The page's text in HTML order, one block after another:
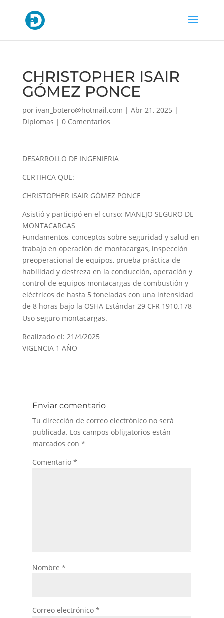
CHRISTOPHER ISAIR
GÓMEZ PONCE
por ivan_botero@hotmail.com | Abr 21, 2025 |
Diplomas | 0 Comentarios
DESARROLLO DE INGENIERIA
CERTIFICA QUE:
CHRISTOPHER ISAIR GÓMEZ PONCE
Asistió y participó en el curso: MANEJO SEGURO DE
MONTACARGAS
Fundamentos, conceptos sobre seguridad y salud en
trabajo en operación de montacargas, inspección
preoperacional de equipos, prueba práctica de
habilidad y destreza en la conducción, operación y
control de equipos montacargas de combustión y
eléctricos de hasta 5 toneladas con una intensidad
de 8 horas bajo la OSHA Estándar 29 CFR 1910.178
Uso seguro montacargas.
Realizado el: 21/4/2025
VIGENCIA 1 AÑO
Enviar comentario
Tu dirección de correo electrónico no será
publicada. Los campos obligatorios están
marcados con *
Comentario *
Nombre *
Correo electrónico *